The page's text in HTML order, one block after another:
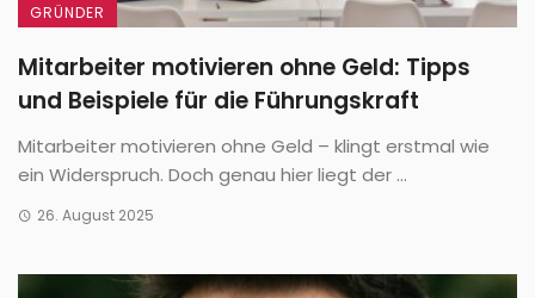
GRÜNDER
Mitarbeiter motivieren ohne Geld: Tipps
und Beispiele für die Führungskraft
Mitarbeiter motivieren ohne Geld – klingt erstmal wie
ein Widerspruch. Doch genau hier liegt der ...
26. August 2025